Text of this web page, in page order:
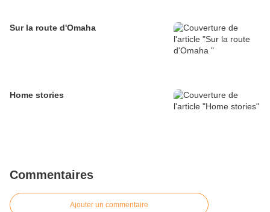
Sur la route d'Omaha
Home stories
Commentaires
Ajouter un commentaire